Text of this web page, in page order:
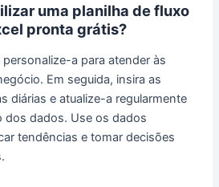
uma planilha de fluxo
pronta grátis?
personalize-a para atender às
Em seguida, insira as
diárias e atualize-a regularmente
dos dados. Use os dados
tendências e tomar decisões